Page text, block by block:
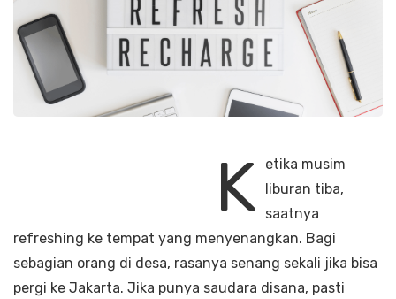
K
etika musim
liburan tiba,
saatnya
refreshing ke tempat yang menyenangkan. Bagi
sebagian orang di desa, rasanya senang sekali jika bisa
pergi ke Jakarta. Jika punya saudara disana, pasti